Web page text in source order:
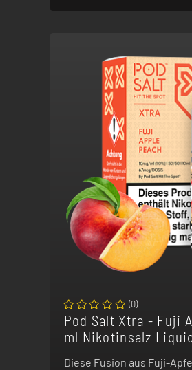
(0)
Pod Salt Xtra - Fuji
ml Nikotinsalz
Diese Fusion aus Fuji-